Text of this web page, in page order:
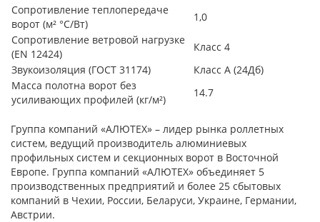
Сопротивление теплопередаче
ворот (м² °С/Вт)
1,0
Сопротивление ветровой нагрузке
(EN 12424)
Класс 4
Звукоизоляция (ГОСТ 31174)
Класс А (24Дб)
Масса полотна ворот без
усиливающих профилей (кг/м²)
14.7
Группа компаний «АЛЮТЕХ» – лидер рынка роллетных
систем, ведущий производитель алюминиевых
профильных систем и секционных ворот в Восточной
Европе. Группа компаний «АЛЮТЕХ» объединяет 5
производственных предприятий и более 25 сбытовых
компаний в Чехии, России, Беларуси, Украине, Германии,
Австрии.